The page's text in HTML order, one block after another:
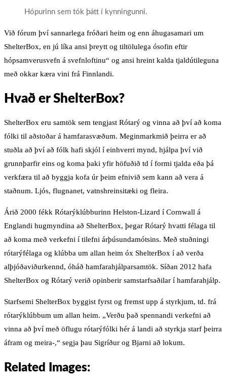
Hópurinn sem tók þátt í kynningunni.
Við fórum því sannarlega fróðari heim og enn áhugasamari um
ShelterBox, en jú líka ansi þreytt og tiltölulega ósofin eftir
hópsamverusvefn á svefnloftinu“ og ansi hreint kalda tjaldútileguna
með okkar kæra vini frá Finnlandi.
Hvað er ShelterBox?
ShelterBox eru samtök sem tengjast Rótarý og vinna að því að koma
fólki til aðstoðar á hamfarasvæðum. Meginmarkmið þeirra er að
stuðla að því að fólk hafi skjól í einhverri mynd, hjálpa því við
grunnþarfir eins og koma þaki yfir höfuðið td í formi tjalda eða þá
verkfæra til að byggja kofa úr þeim efnivið sem kann að vera á
staðnum. Ljós, flugnanet, vatnshreinsitæki og fleira.
Árið 2000 fékk Rótarýklúbburinn Helston-Lizard í Cornwall á
Englandi hugmyndina að ShelterBox, þegar Rótarý hvatti félaga til
að koma með verkefni í tilefni árþúsundamótsins. Með stuðningi
rótarýfélaga og klúbba um allan heim óx ShelterBox í að verða
alþjóðaviðurkennd, óháð hamfarahjálparsamtök. Síðan 2012 hafa
ShelterBox og Rótarý verið opinberir samstarfsaðilar í hamfarahjálp.
Starfsemi ShelterBox byggist fyrst og fremst upp á styrkjum, td. frá
rótarýklúbbum um allan heim. „Verðu það spennandi verkefni að
vinna að því með öflugu rótarýfólki hér á landi að styrkja starf þeirra
áfram og meira-,“ segja þau Sigríður og Bjarni að lokum.
Related Images: